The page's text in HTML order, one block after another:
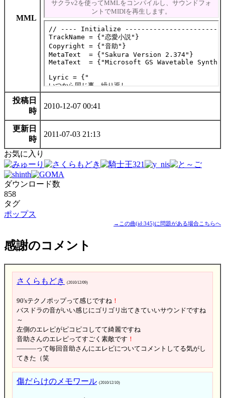
MML
投稿日
時
2010-12-07 00:41
更新日
時
2011-07-03 21:13
お気に入り
ダウンロード数
858
タグ
ポップス
→この曲(id:345)に問題がある場合こちらへ
感謝のコメント
さくらもどき (2010/12/09)
90'sテクノポップって感じですね ！
バスドラの音がいい感じにゴリゴリ出てきていいサウンドですね
～
左側のエレピがピコピコしてて綺麗ですね
音助さんのエレピってすごく素敵です ！
―――って毎回音助さんにエレピについてコメントしてる気がし
てきた（笑
傷だらけのメモワール (2010/12/10)